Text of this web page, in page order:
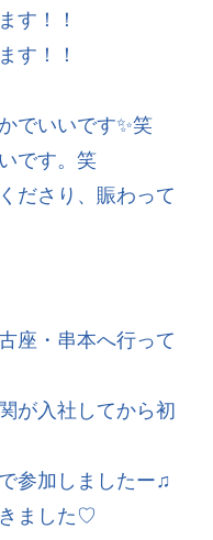
す！！
す！！
でいいです✨笑
です。笑
ださり、賑わって
座・串本へ行って
が入社してから初
参加しましたー♫
ました♡